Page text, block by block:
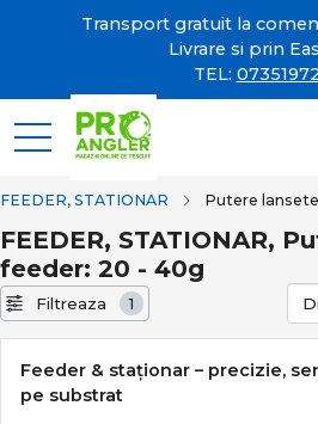
Transport gratuit la
Livrare si prin
TEL:
FEEDER, STATIONAR Putere
FEEDER, STATIONAR,
feeder: 20 - 40g
Filtreaza 1
Feeder & staționar – precizie,
pe substrat